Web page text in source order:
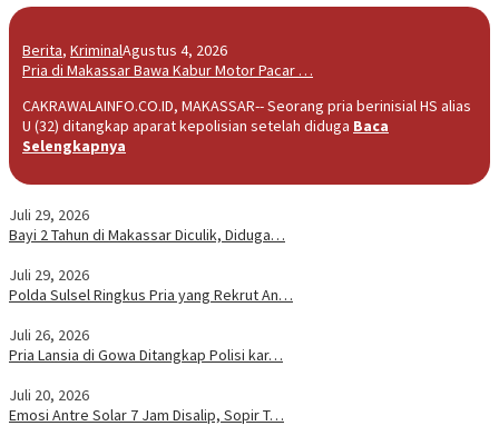
Berita, KriminalAgustus 4, 2026
Pria di Makassar Bawa Kabur Motor Pacar …
CAKRAWALAINFO.CO.ID, MAKASSAR-- Seorang pria berinisial HS alias
U (32) ditangkap aparat kepolisian setelah diduga Baca
Selengkapnya
Juli 29, 2026
Bayi 2 Tahun di Makassar Diculik, Diduga…
Juli 29, 2026
Polda Sulsel Ringkus Pria yang Rekrut An…
Juli 26, 2026
Pria Lansia di Gowa Ditangkap Polisi kar…
Juli 20, 2026
Emosi Antre Solar 7 Jam Disalip, Sopir T…